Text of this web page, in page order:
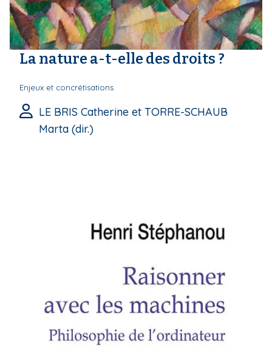
La nature a-t-elle des droits ?
Enjeux et concrétisations
LE BRIS Catherine et TORRE-SCHAUB
Marta (dir.)